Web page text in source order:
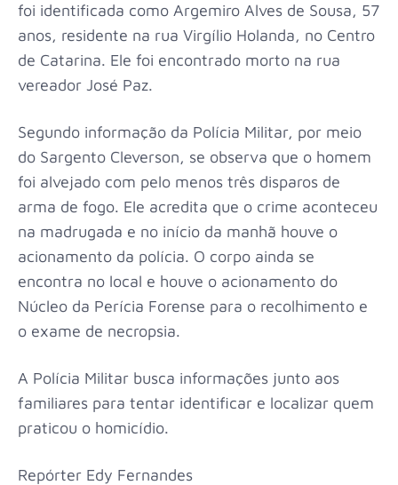
foi identificada como Argemiro Alves de Sousa, 57
anos, residente na rua Virgílio Holanda, no Centro
de Catarina. Ele foi encontrado morto na rua
vereador José Paz.
Segundo informação da Polícia Militar, por meio
do Sargento Cleverson, se observa que o homem
foi alvejado com pelo menos três disparos de
arma de fogo. Ele acredita que o crime aconteceu
na madrugada e no início da manhã houve o
acionamento da polícia. O corpo ainda se
encontra no local e houve o acionamento do
Núcleo da Perícia Forense para o recolhimento e
o exame de necropsia.
A Polícia Militar busca informações junto aos
familiares para tentar identificar e localizar quem
praticou o homicídio.
Repórter Edy Fernandes